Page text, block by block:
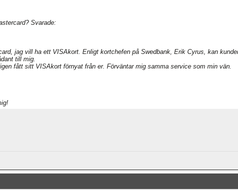
Svarade:
jag vill ha ett VISAkort. Enligt kortchefen på Swedbank, Erik Cyrus, kan
till mig.
fått sitt VISAkort förnyat från er. Förväntar mig samma service som min vän.